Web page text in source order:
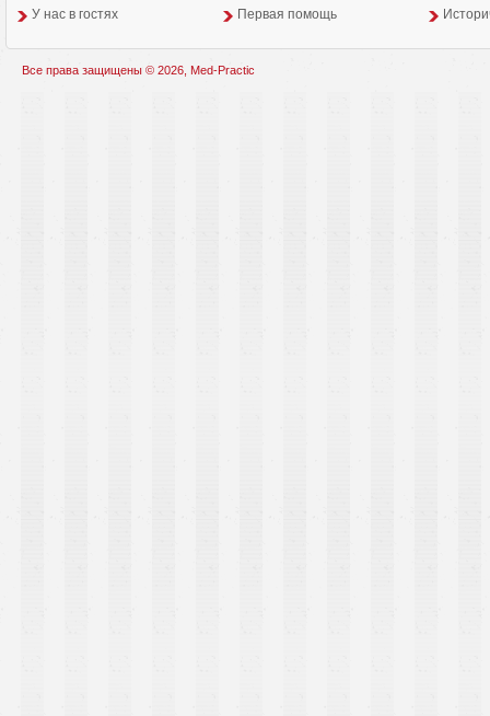
У нас в гостях
Первая помощь
Все права защищены © 2026, Med-Practic